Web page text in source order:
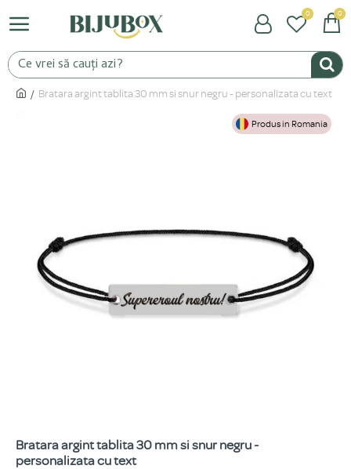
0 0
Bratara argint tablita 30 mm si snur negru - personalizata cu text
Produs in Romania
Bratara argint tablita 30 mm si snur negru -
personalizata cu text